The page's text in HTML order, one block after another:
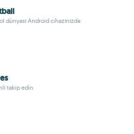
dünyası Android cihazınızda
takip edin